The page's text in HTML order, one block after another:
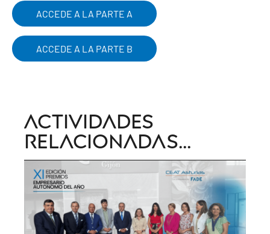
ACCEDE A LA PARTE A
ACCEDE A LA PARTE B
Actividades
relacionadas...